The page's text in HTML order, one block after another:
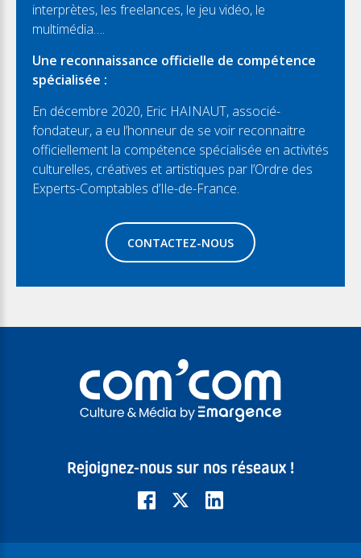
interprètes, les freelances, le jeu vidéo, le
multimédia….
Une reconnaissance officielle de compétence
spécialisée :
En décembre 2020, Eric HAINAUT, associé-
fondateur, a eu l’honneur de se voir reconnaitre
officiellement la compétence spécialisée en activités
culturelles, créatives et artistiques par l’Ordre des
Experts-Comptables d’Ile-de-France.
CONTACTEZ-NOUS
Rejoignez-nous sur nos réseaux !